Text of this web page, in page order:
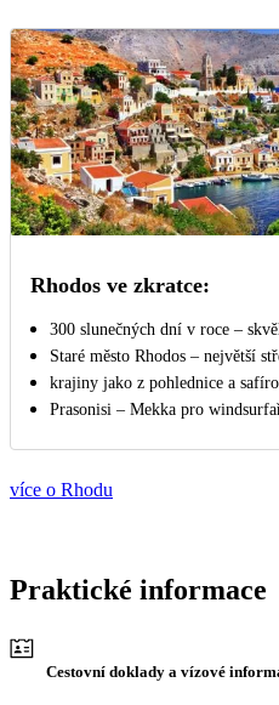
Rhodos ve zkratce:
300 slunečných dní v roce –
Staré město Rhodos – největší
krajiny jako z pohlednice a
Prasonisi – Mekka pro
více o Rhodu
Praktické informace
Cestovní doklady a vízové